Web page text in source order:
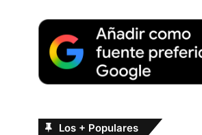
Los + Populares